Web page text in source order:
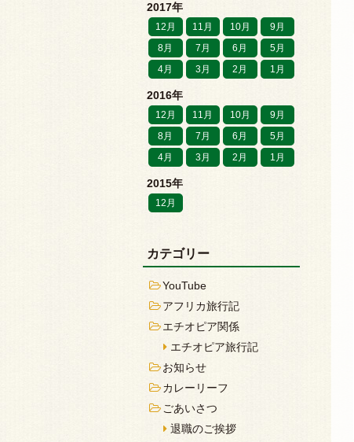
2017年
12月 11月 10月
9月
8月
7月 6月
5月
4月
3月 2月 1月
2016年
12月 11月 10月
9月
8月
7月 6月
5月
4月
3月 2月 1月
2015年
12月
カテゴリー
YouTube
アフリカ旅行記
エチオピア関係
エチオピア旅行記
お知らせ
カレーリーフ
ごあいさつ
退職のご挨拶